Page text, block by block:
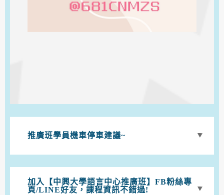
推廣班學員機車停車建議~
加入【中興大學語言中心推廣班】FB粉絲專
頁/LINE好友，課程資訊不錯過!